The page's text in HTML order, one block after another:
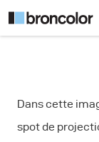
Dans cette
spot de